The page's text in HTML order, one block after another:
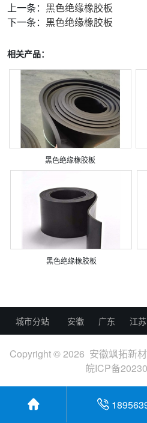
上一条： 黑色绝缘橡胶板
下一条： 黑色绝缘橡胶板
相关产品：
黑色绝缘橡胶板
黑色绝缘橡胶板
城市分站 安徽 广东 江苏
Copyright © 2026 安徽飒拓新
皖ICP备